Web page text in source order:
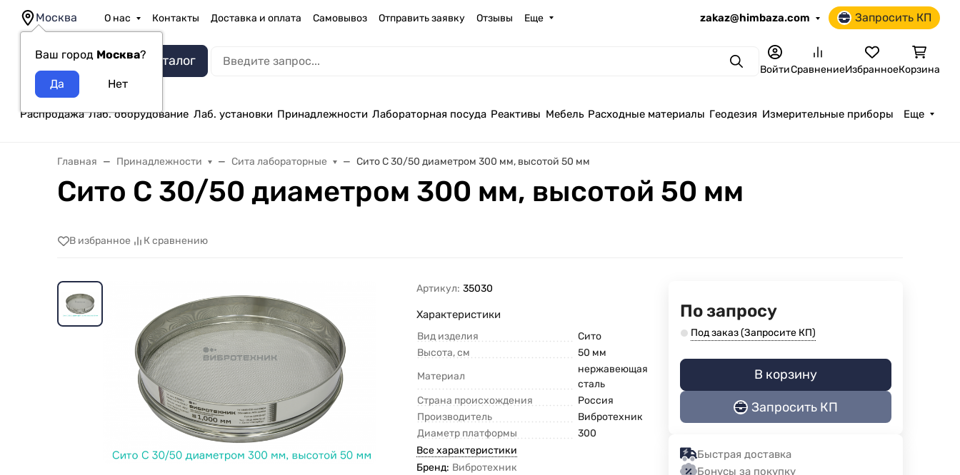
Москва
Ваш город Москва?
О нас Контакты Доставка и оплата Самовывоз Отправить заявку Отзывы Еще zakaz@himbaza.com Запросить КП
Каталог ПоискВойтиСравнениеИзбранноеКорзина
Распродажа Лаб. оборудование Лаб. установки Принадлежности Лабораторная посуда Реактивы Мебель Расходные материалы Геодезия Измерительные приборы Еще
Главная Принадлежности Сита лабораторные Сито С 30/50 диаметром 300 мм, высотой 50 мм
Сито С 30/50 диаметром 300 мм, высотой 50 мм
В избранное К сравнению
Артикул: 35030
Характеристики
Вид изделия
Сито
Высота, см
50 мм
Материал
нержавеющая
сталь
Страна происхождения
Россия
Производитель
Вибротехник
Диаметр платформы
300
Все характеристики
Бренд: Вибротехник
По запросу
Под заказ (Запросите КП)
В корзину
Запросить КП
Быстрая доставка
Бонусы за покупку